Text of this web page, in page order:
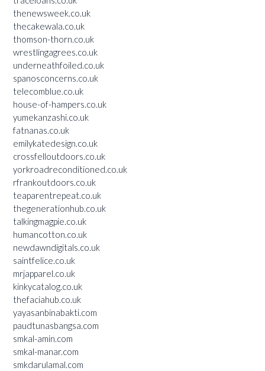
thenewsweek.co.uk
thecakewala.co.uk
thomson-thorn.co.uk
wrestlingagrees.co.uk
underneathfoiled.co.uk
spanosconcerns.co.uk
telecomblue.co.uk
house-of-hampers.co.uk
yumekanzashi.co.uk
fatnanas.co.uk
emilykatedesign.co.uk
crossfelloutdoors.co.uk
yorkroadreconditioned.co.uk
rfrankoutdoors.co.uk
teaparentrepeat.co.uk
thegenerationhub.co.uk
talkingmagpie.co.uk
humancotton.co.uk
newdawndigitals.co.uk
saintfelice.co.uk
mrjapparel.co.uk
kinkycatalog.co.uk
thefaciahub.co.uk
yayasanbinabakti.com
paudtunasbangsa.com
smkal-amin.com
smkal-manar.com
smkdarulamal.com